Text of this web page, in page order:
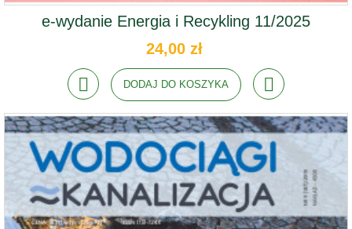
e-wydanie Energia i Recykling 11/2025
24,00 zł
DODAJ DO KOSZYKA